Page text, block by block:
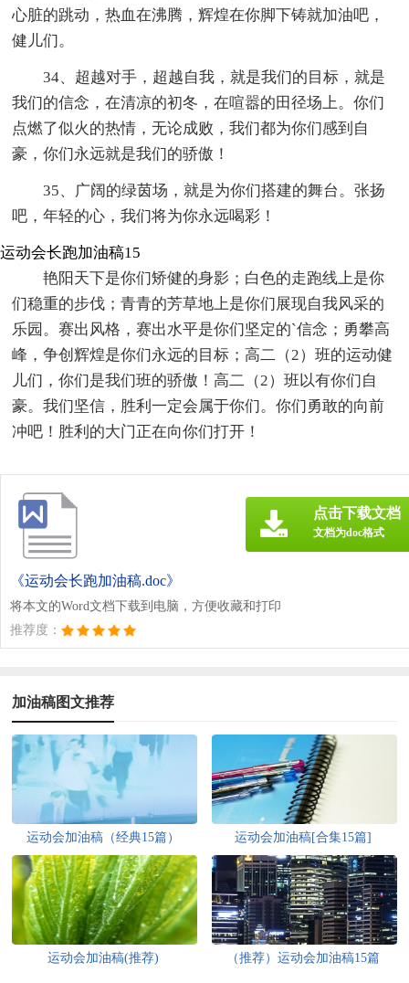
心脏的跳动，热血在沸腾，辉煌在你脚下铸就加油吧，
健儿们。
34、超越对手，超越自我，就是我们的目标，就是
我们的信念，在清凉的初冬，在喧嚣的田径场上。你们
点燃了似火的热情，无论成败，我们都为你们感到自
豪，你们永远就是我们的骄傲！
35、广阔的绿茵场，就是为你们搭建的舞台。张扬
吧，年轻的心，我们将为你永远喝彩！
运动会长跑加油稿15
艳阳天下是你们矫健的身影；白色的走跑线上是你
们稳重的步伐；青青的芳草地上是你们展现自我风采的
乐园。赛出风格，赛出水平是你们坚定的`信念；勇攀高
峰，争创辉煌是你们永远的目标；高二（2）班的运动健
儿们，你们是我们班的骄傲！高二（2）班以有你们自
豪。我们坚信，胜利一定会属于你们。你们勇敢的向前
冲吧！胜利的大门正在向你们打开！
《运动会长跑加油稿.doc》
将本文的Word文档下载到电脑，方便收藏和打印
推荐度：
点击下载文档
文档为doc格式
加油稿图文推荐
运动会加油稿（经典15篇） 运动会加油稿[合集15篇]
运动会加油稿(推荐) （推荐）运动会加油稿15篇